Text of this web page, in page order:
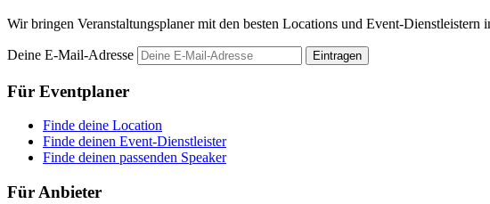
Wir bringen Veranstaltungsplaner mit den besten Locations und Event-Dienstleistern
Deine E-Mail-Adresse Eintragen
Für Eventplaner
Finde deine Location
Finde deinen Event-Dienstleister
Finde deinen passenden Speaker
Für Anbieter